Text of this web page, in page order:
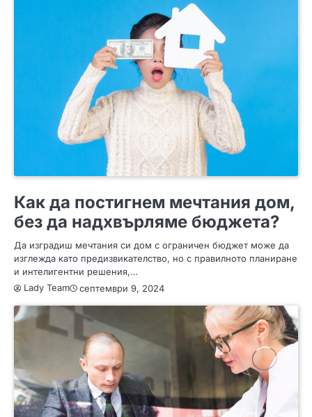
Как да постигнем мечтания дом,
без да надхвърляме бюджета?
Да изградиш мечтания си дом с ограничен бюджет може да
изглежда като предизвикателство, но с правилното планиране
и интелигентни решения,…
Lady Team
септември 9, 2024